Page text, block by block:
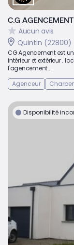
C.G AGENCEMENT
Aucun avis
Quintin (22800)
CG Agencement est
intérieur et extérieur .
l'agencement...
Agenceur
Disponibilité